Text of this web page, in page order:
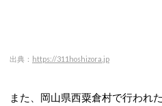
出典： https://311hoshizora.jp
また、岡山県西粟倉村で行われ